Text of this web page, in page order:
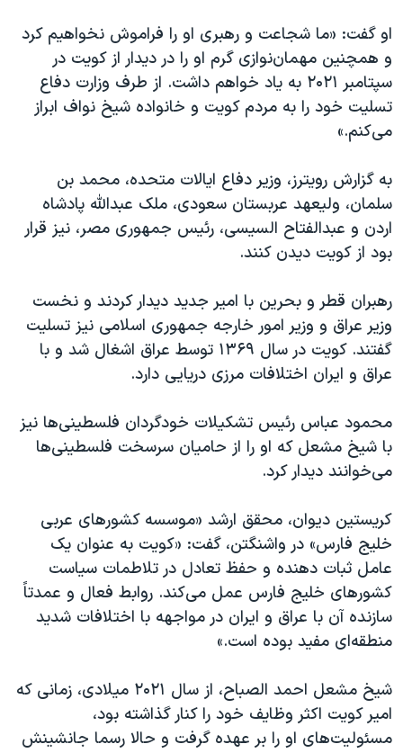
صفحه‌های ویژه
سفر پرزیدنت ترامپ به چین
او گفت: «ما شجاعت و رهبری او را فراموش نخواهیم کرد
و همچنین مهمان‌نوازی گرم او را در دیدار از کویت در
سپتامبر ۲۰۲۱ به یاد خواهم داشت. از طرف وزارت دفاع
تسلیت خود را به مردم کویت و خانواده شیخ نواف ابراز
می‌کنم.»
به گزارش رویترز، وزیر دفاع ایالات متحده، محمد بن
سلمان، ولیعهد عربستان سعودی، ملک عبدالله پادشاه
اردن و عبدالفتاح السیسی، رئیس جمهوری مصر، نیز قرار
بود از کویت دیدن کنند.
رهبران قطر و بحرین با امیر جدید دیدار کردند و نخست
وزیر عراق و وزیر امور خارجه جمهوری اسلامی نیز تسلیت
گفتند. کویت در سال ۱۳۶۹ توسط عراق اشغال شد و با
عراق و ایران اختلافات مرزی دریایی دارد.
محمود عباس رئیس تشکیلات خودگردان فلسطینی‌ها نیز
با شیخ مشعل که او را از حامیان سرسخت فلسطینی‌ها
می‌خوانند دیدار کرد.
کریستین دیوان، محقق ارشد «موسسه کشورهای عربی
خلیج فارس» در واشنگتن، گفت: «کویت به عنوان یک
عامل ثبات دهنده و حفظ تعادل در تلاطمات سیاست
کشورهای خلیج فارس عمل می‌کند. روابط فعال و عمدتاً
سازنده آن با عراق و ایران در مواجهه با اختلافات شدید
منطقه‌ای مفید بوده است.»
شیخ مشعل احمد الصباح، از سال ۲۰۲۱ میلادی، زمانی که
امیر کویت اکثر وظایف خود را کنار گذاشته بود،
مسئولیت‌های او را بر عهده گرفت و حالا رسما جانشینش